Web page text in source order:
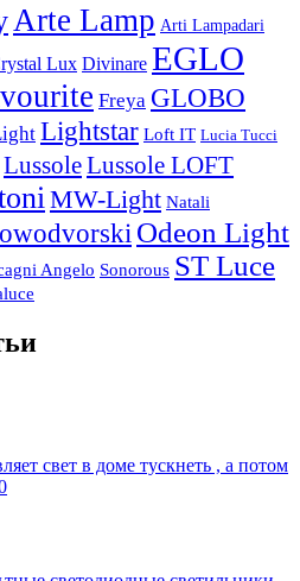
Arte Lamp Arti Lampadari
Lux Divinare EGLO
Freya GLOBO
Lightstar Loft IT Lucia Tucci
LussoleLussole LOFT
MW-Light Natali
Odeon Light
Angelo Sonorous ST Luce
свет в доме тускнеть , а потом